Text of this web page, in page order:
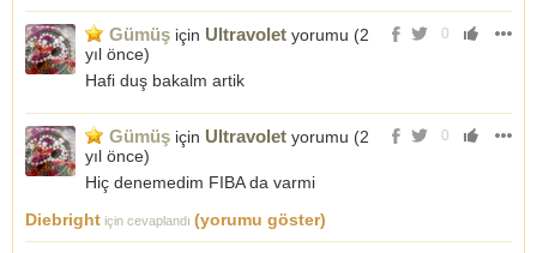
0
Gümüş için Ultravolet yorumu (2
yıl önce)
Hafi duş bakalm artik
0
Gümüş için Ultravolet yorumu (2
yıl önce)
Hiç denemedim FIBA da varmi
Diebright için cevaplandı (yorumu göster)